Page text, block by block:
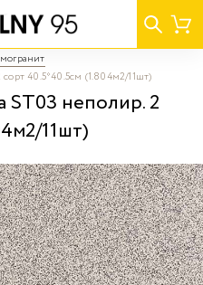
40.5*40.5см (1.804м2/11шт)
ST03 неполир. 2
11шт)